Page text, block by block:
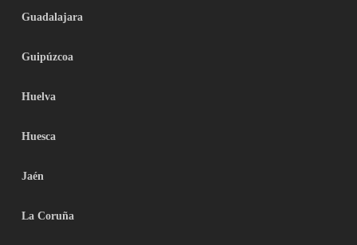
Guadalajara
Guipúzcoa
Huelva
Huesca
Jaén
La Coruña